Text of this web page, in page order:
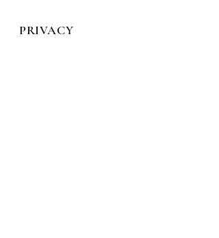
PRIVACY